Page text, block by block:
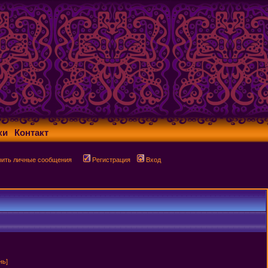
Контакт
личные сообщения Регистрация Вход